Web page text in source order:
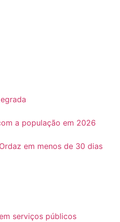
a população em 2026
em menos de 30 dias
serviços públicos